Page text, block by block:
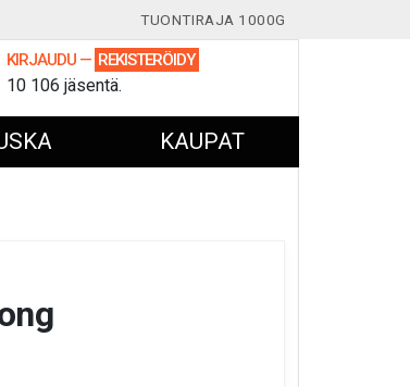
TUONTIRAJA 1000G
KIRJAUDU — REKISTERÖIDY
10 106 jäsentä.
KAUPAT